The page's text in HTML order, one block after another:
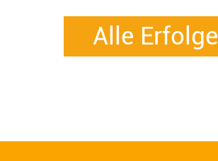
Alle Erfolge